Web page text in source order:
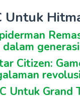
Untuk
Citizen:
Untuk